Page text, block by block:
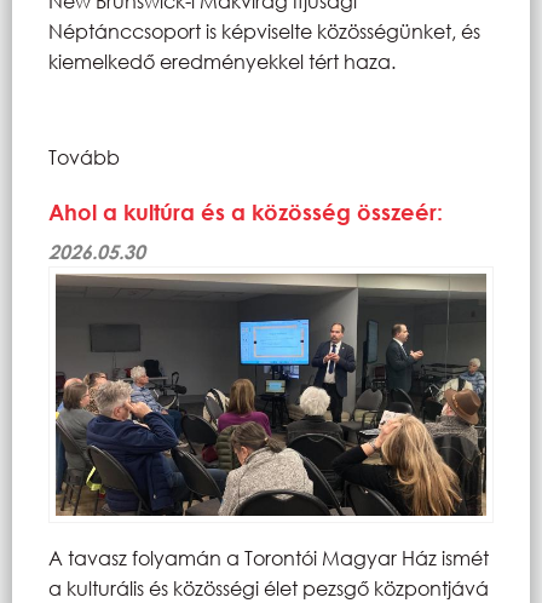
Néptánccsoport is képviselte közösségünket, és
kiemelkedő eredményekkel tért haza.
Tovább
Ahol a kultúra és a közösség összeér:
2026.05.30
A tavasz folyamán a Torontói Magyar Ház ismét
a kulturális és közösségi élet pezsgő központjává